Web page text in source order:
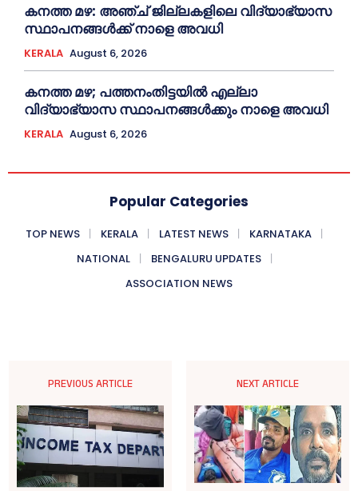
കനത്ത മഴ: അഞ്ച് ജില്ലകളിലെ വിദ്യാഭ്യാസ
സ്ഥാപനങ്ങൾക്ക് നാളെ അവധി
KERALA August 6, 2026
കനത്ത മഴ; പത്തനംതിട്ടയില്‍ എല്ലാ
വിദ്യാഭ്യാസ സ്ഥാപനങ്ങള്‍ക്കും നാളെ അവധി
KERALA August 6, 2026
Popular Categories
TOP NEWS KERALA LATEST NEWS
KARNATAKA
NATIONAL
BENGALURU UPDATES
ASSOCIATION NEWS
PREVIOUS ARTICLE NEXT ARTICLE